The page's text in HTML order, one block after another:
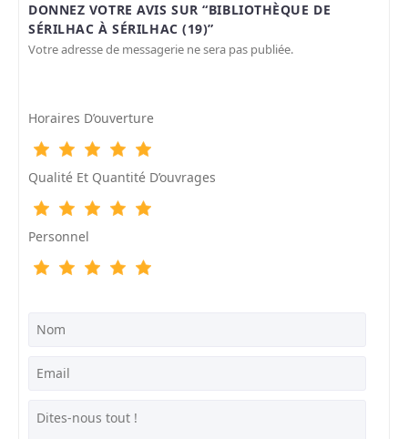
DONNEZ VOTRE AVIS SUR “BIBLIOTHÈQUE DE
SÉRILHAC À SÉRILHAC (19)”
Votre adresse de messagerie ne sera pas publiée.
Horaires D’ouverture
Qualité Et Quantité D’ouvrages
Personnel